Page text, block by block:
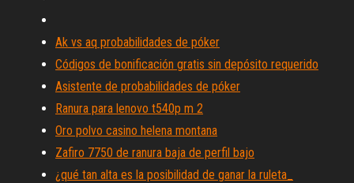
Ak vs aq probabilidades de póker
Códigos de bonificación gratis sin depósito requerido
Asistente de probabilidades de póker
Ranura para lenovo t540p m 2
Oro polvo casino helena montana
Zafiro 7750 de ranura baja de perfil bajo
¿qué tan alta es la posibilidad de ganar la ruleta_